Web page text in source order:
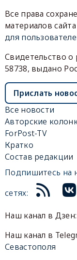
Все права
материалов
для
Свидетельство
58738, выдано
Прислать
Все новости
Авторские
ForPost-TV
Кратко
Состав редакции
Подпишитесь на
сетях:
Наш канал в Дзен:
Наш канал в
Севастополя